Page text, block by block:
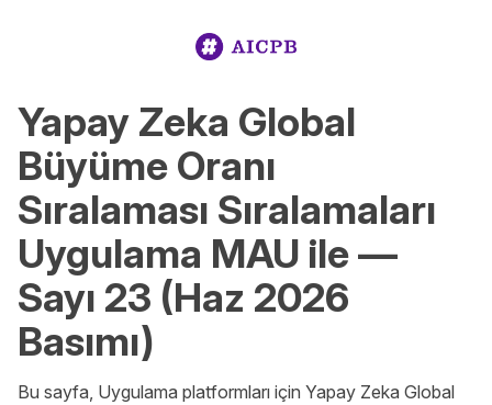
Yapay Zeka Global
Büyüme Oranı
Sıralaması Sıralamaları
Uygulama MAU ile —
Sayı 23 (Haz 2026
Basımı)
Bu sayfa, Uygulama platformları için Yapay Zeka Global